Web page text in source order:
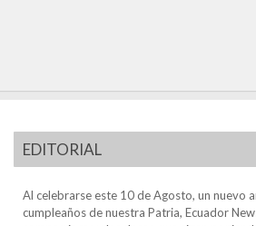
EDITORIAL
Al celebrarse este 10 de Agosto, un nuevo
cumpleaños de nuestra Patria, Ecuador